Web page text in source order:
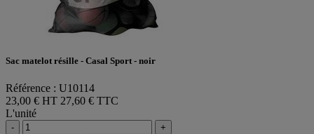
Sac matelot résille - Casal Sport - noir
Référence : U10114
23,00 € HT 27,60 € TTC
L'unité
-
+